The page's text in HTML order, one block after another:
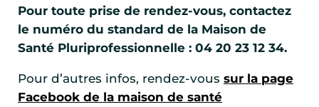
Pour toute prise de rendez-vous, contactez
le numéro du standard de la Maison de
Santé Pluriprofessionnelle : 04 20 23 12 34.
Pour d’autres infos, rendez-vous sur la page
Facebook de la maison de santé